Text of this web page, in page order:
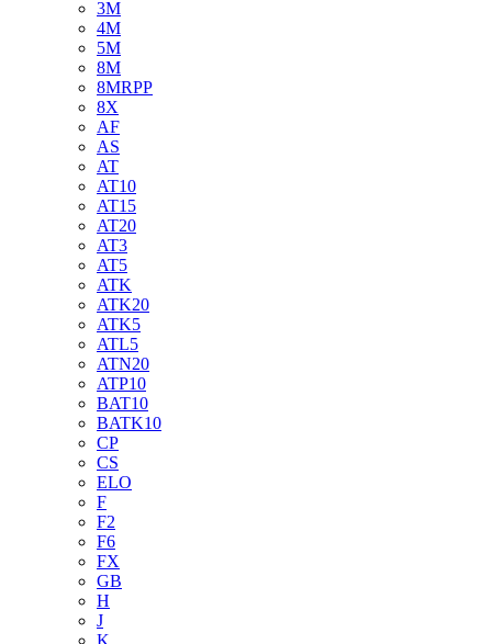
3M
4M
5M
8M
8MRPP
8X
AF
AS
AT
AT10
AT15
AT20
AT3
AT5
ATK
ATK20
ATK5
ATL5
ATN20
ATP10
BAT10
BATK10
CP
CS
ELO
F
F2
F6
FX
GB
H
J
K